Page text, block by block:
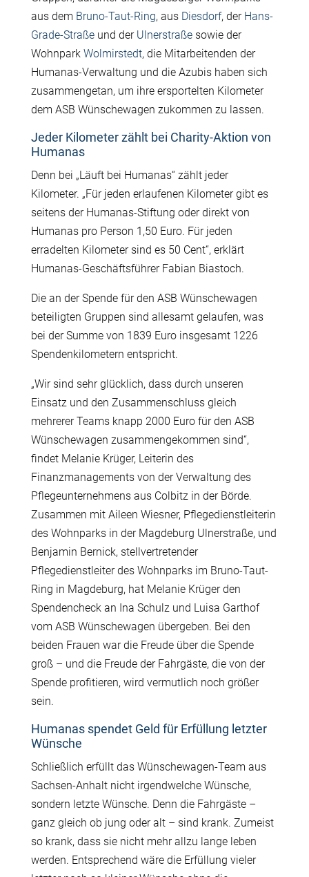
aus dem Bruno-Taut-Ring, aus Diesdorf, der Hans-
Grade-Straßeund der Ulnerstraßesowie der
Wohnpark Wolmirstedt, die Mitarbeitenden der
Humanas-Verwaltung und die Azubis haben sich
zusammengetan, um ihre ersportelten Kilometer
dem ASB Wünschewagen zukommen zu lassen.
Jeder Kilometer zählt bei Charity-Aktion von
Humanas
Denn bei „Läuft bei Humanas“ zählt jeder
Kilometer. „Für jeden erlaufenen Kilometer gibt es
seitens der Humanas-Stiftung oder direkt von
Humanas pro Person 1,50 Euro. Für jeden
erradelten Kilometer sind es 50 Cent“, erklärt
Humanas-Geschäftsführer Fabian Biastoch.
Die an der Spende für den ASB Wünschewagen
beteiligten Gruppen sind allesamt gelaufen, was
bei der Summe von 1839 Euro insgesamt 1226
Spendenkilometern entspricht.
„Wir sind sehr glücklich, dass durch unseren
Einsatz und den Zusammenschluss gleich
mehrerer Teams knapp 2000 Euro für den ASB
Wünschewagen zusammengekommen sind“,
findet Melanie Krüger, Leiterin des
Finanzmanagements von der Verwaltung des
Pflegeunternehmens aus Colbitz in der Börde.
Zusammen mit Aileen Wiesner, Pflegedienstleiterin
des Wohnparks in der Magdeburg Ulnerstraße, und
Benjamin Bernick, stellvertretender
Pflegedienstleiter des Wohnparks im Bruno-Taut-
Ring in Magdeburg, hat Melanie Krüger den
Spendencheck an Ina Schulz und Luisa Garthof
vom ASB Wünschewagen übergeben. Bei den
beiden Frauen war die Freude über die Spende
groß – und die Freude der Fahrgäste, die von der
Spende profitieren, wird vermutlich noch größer
sein.
Humanas spendet Geld für Erfüllung letzter
Wünsche
Schließlich erfüllt das Wünschewagen-Team aus
Sachsen-Anhalt nicht irgendwelche Wünsche,
sondern letzte Wünsche. Denn die Fahrgäste –
ganz gleich ob jung oder alt – sind krank. Zumeist
so krank, dass sie nicht mehr allzu lange leben
werden. Entsprechend wäre die Erfüllung vieler